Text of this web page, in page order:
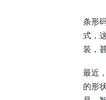
条形
式，
装，
最近
的形